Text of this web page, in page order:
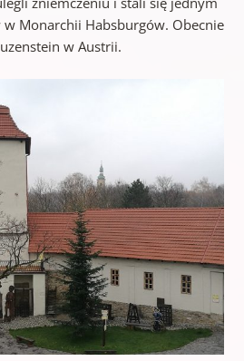
Monarchii Habsburgów. Obecnie
w Austrii.